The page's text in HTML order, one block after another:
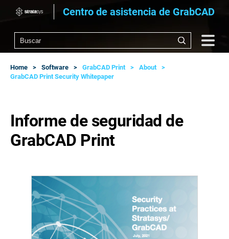
Centro de asistencia de GrabCAD
Home Software GrabCAD Print
About
GrabCAD Print Security Whitepaper
Informe de seguridad de
GrabCAD Print